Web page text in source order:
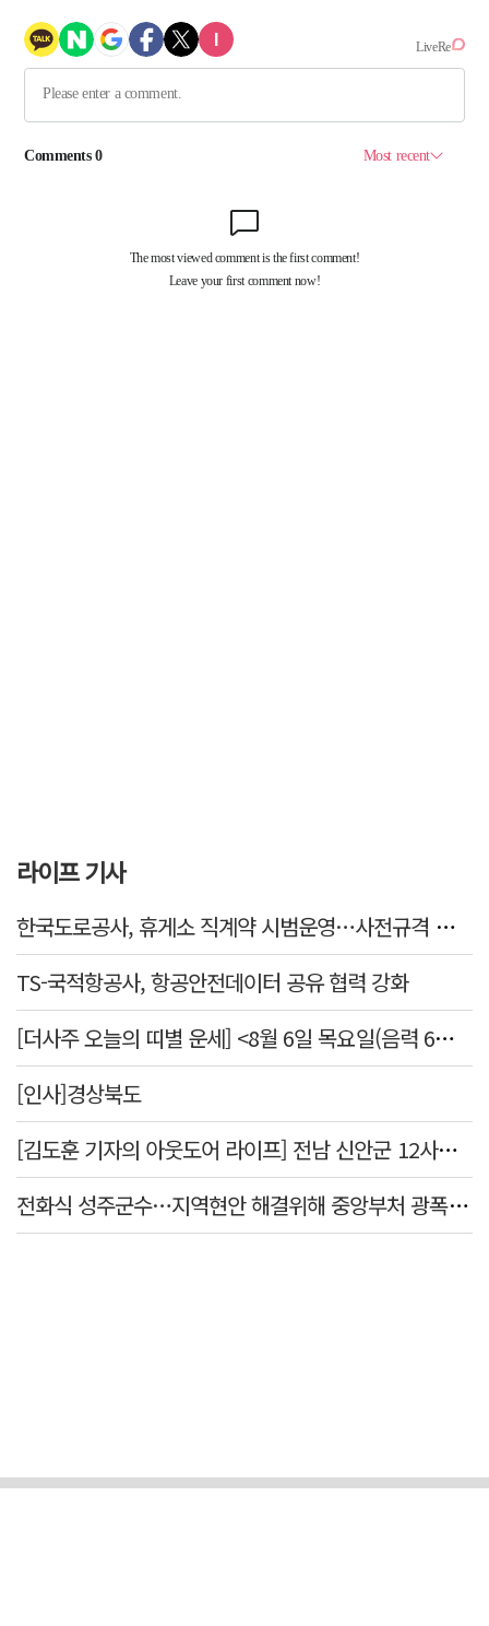
라이프 기사
한국도로공사, 휴게소 직계약 시범운영…사전규격 공개·입찰 착수
TS-국적항공사, 항공안전데이터 공유 협력 강화
[더사주 오늘의 띠별 운세] <8월 6일 목요일(음력 6월24일)>
[인사]경상북도
[김도훈 기자의 아웃도어 라이프] 전남 신안군 12사도 순례길…나를 찾아 떠나는 힐링 여행
전화식 성주군수…지역현안 해결위해 중앙부처 광폭 행보